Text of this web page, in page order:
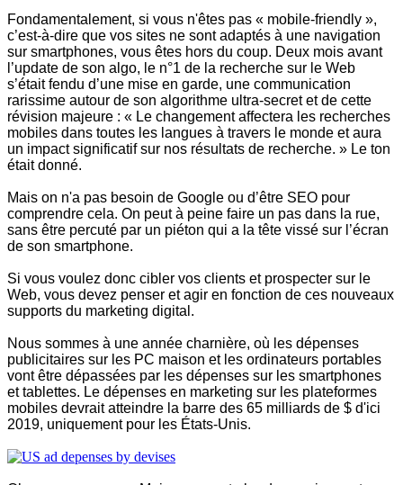
Fondamentalement, si vous n'êtes pas « mobile-friendly »,
c’est-à-dire que vos sites ne sont adaptés à une navigation
sur smartphones, vous êtes hors du coup. Deux mois avant
l’update de son algo, le n°1 de la recherche sur le Web
s’était fendu d’une mise en garde, une communication
rarissime autour de son algorithme ultra-secret et de cette
révision majeure : « Le changement affectera les recherches
mobiles dans toutes les langues à travers le monde et aura
un impact significatif sur nos résultats de recherche. » Le ton
était donné.
Mais on n'a pas besoin de Google ou d’être SEO pour
comprendre cela. On peut à peine faire un pas dans la rue,
sans être percuté par un piéton qui a la tête vissé sur l’écran
de son smartphone.
Si vous voulez donc cibler vos clients et prospecter sur le
Web, vous devez penser et agir en fonction de ces nouveaux
supports du marketing digital.
Nous sommes à une année charnière, où les dépenses
publicitaires sur les PC maison et les ordinateurs portables
vont être dépassées par les dépenses sur les smartphones
et tablettes. Le dépenses en marketing sur les plateformes
mobiles devrait atteindre la barre des 65 milliards de $ d'ici
2019, uniquement pour les États-Unis.